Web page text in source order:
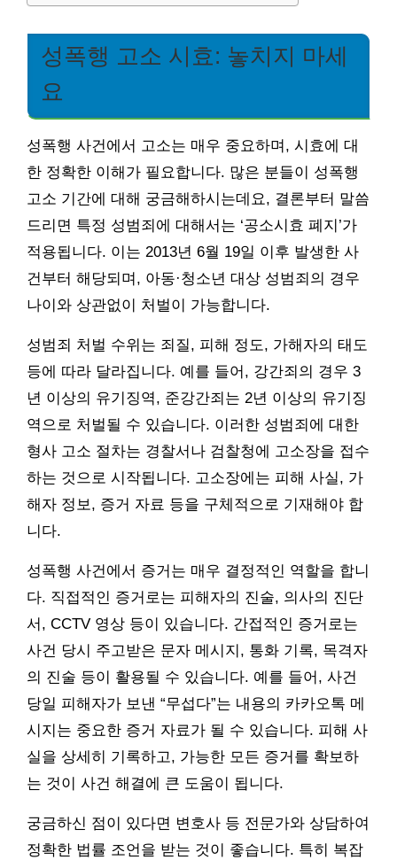
성폭행 고소 시효: 놓치지 마세
요
성폭행 사건에서 고소는 매우 중요하며, 시효에 대
한 정확한 이해가 필요합니다. 많은 분들이 성폭행
고소 기간에 대해 궁금해하시는데요, 결론부터 말씀
드리면 특정 성범죄에 대해서는 ‘공소시효 폐지’가
적용됩니다. 이는 2013년 6월 19일 이후 발생한 사
건부터 해당되며, 아동·청소년 대상 성범죄의 경우
나이와 상관없이 처벌이 가능합니다.
성범죄 처벌 수위는 죄질, 피해 정도, 가해자의 태도
등에 따라 달라집니다. 예를 들어, 강간죄의 경우 3
년 이상의 유기징역, 준강간죄는 2년 이상의 유기징
역으로 처벌될 수 있습니다. 이러한 성범죄에 대한
형사 고소 절차는 경찰서나 검찰청에 고소장을 접수
하는 것으로 시작됩니다. 고소장에는 피해 사실, 가
해자 정보, 증거 자료 등을 구체적으로 기재해야 합
니다.
성폭행 사건에서 증거는 매우 결정적인 역할을 합니
다. 직접적인 증거로는 피해자의 진술, 의사의 진단
서, CCTV 영상 등이 있습니다. 간접적인 증거로는
사건 당시 주고받은 문자 메시지, 통화 기록, 목격자
의 진술 등이 활용될 수 있습니다. 예를 들어, 사건
당일 피해자가 보낸 “무섭다”는 내용의 카카오톡 메
시지는 중요한 증거 자료가 될 수 있습니다. 피해 사
실을 상세히 기록하고, 가능한 모든 증거를 확보하
는 것이 사건 해결에 큰 도움이 됩니다.
궁금하신 점이 있다면 변호사 등 전문가와 상담하여
정확한 법률 조언을 받는 것이 좋습니다. 특히 복잡